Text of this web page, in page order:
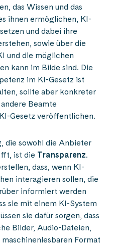
das Wissen und das
ihnen ermöglichen, KI-
und dabei ihre
sowie über die
und die möglichen
kann im Bilde sind. Die
im KI-Gesetz ist
sollte aber konkreter
Beamte
Gesetz veröffentlichen.
die sowohl die Anbieter
ist die Transparenz.
dass, wenn KI-
interagieren sollen, die
informiert werden
sie mit einem KI-System
sie dafür sorgen, dass
Bilder, Audio-Dateien,
Format